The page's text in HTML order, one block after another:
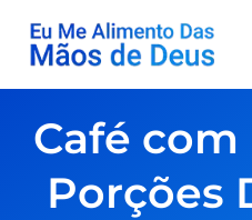
Café com
Porções